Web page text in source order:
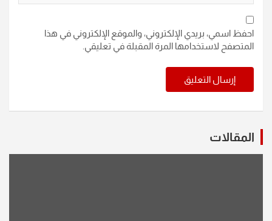
احفظ اسمي، بريدي الإلكتروني، والموقع الإلكتروني في هذا
المتصفح لاستخدامها المرة المقبلة في تعليقي.
المقالات